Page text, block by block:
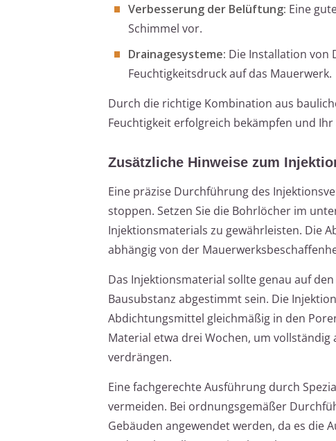
Verbesserung der Belüftung: Eine
Schimmel vor.
Drainagesysteme: Die Installation von
Feuchtigkeitsdruck auf das Mauerwerk.
Durch die richtige Kombination aus
Feuchtigkeit erfolgreich bekämpfen und
Zusätzliche Hinweise zum
Eine präzise Durchführung des
stoppen. Setzen Sie die Bohrlöcher im
Injektionsmaterials zu gewährleisten. Die
abhängig von der
Das Injektionsmaterial sollte genau auf
Bausubstanz abgestimmt sein. Die
Abdichtungsmittel gleichmäßig in den
Material etwa drei Wochen, um
verdrängen.
Eine fachgerechte Ausführung durch
vermeiden. Bei ordnungsgemäßer
Gebäuden angewendet werden, da es die